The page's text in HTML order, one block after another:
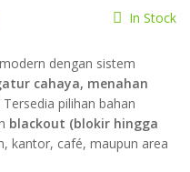
In Stock
dengan sistem
cahaya, menahan
Tersedia pilihan bahan
blackout (blokir hingga
kantor, café, maupun area